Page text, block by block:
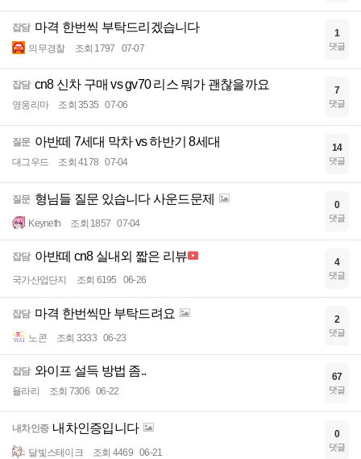
잡담 마격 한번씩 부탁드리겠습니다
의무경찰 조회 1797 07-07
1
댓글
잡담 cn8 신차 구매 vs gv70 리스 뭐가 괜찮을까요
영웅리마 조회 3535 07-06
7
댓글
질문 아반떼 7세대 막차 vs 하반기 8세대
대그우드 조회 4178 07-04
14
댓글
질문 형님들 질문 있습니다 사운드문제
Keyneth 조회 1857 07-04
0
댓글
잡담 아반떼 cn8 실내외 짧은 리뷰
국가산업단지 조회 6195 06-26
4
댓글
잡담 마격 한번씩만 부탁드려요
노콘 조회 3333 06-23
2
댓글
잡담 와이프 설득 방법 좀..
욜라리 조회 7306 06-22
67
댓글
내차인증 내차인증입니다
달빛스테이크 조회 4469 06-21
0
댓글